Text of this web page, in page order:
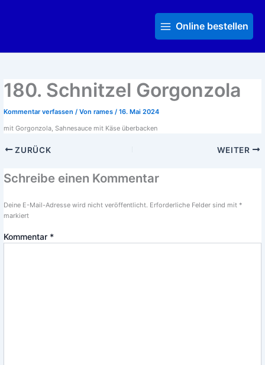
MenuOnline bestellen
180. Schnitzel Gorgonzola
Kommentar verfassen / Von rames / 16. Mai 2024
mit Gorgonzola, Sahnesauce mit Käse überbacken
ZURÜCK WEITER
Schreibe einen Kommentar
Deine E-Mail-Adresse wird nicht veröffentlicht. Erforderliche Felder sind mit *
markiert
Kommentar *